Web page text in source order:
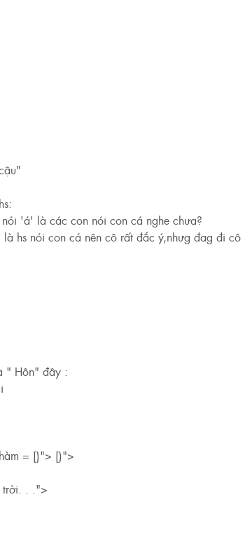
'á' là các con nói con cá nghe chưa?
hs nói con cá nên cô rất đắc ý,nhưg đag đi
" Hôn" đây :
= [)"> [)">
trời. . .">